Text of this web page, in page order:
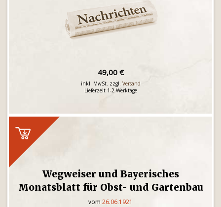
49,00 €
inkl. MwSt. zzgl. Versand
Lieferzeit 1-2 Werktage
Wegweiser und Bayerisches
Monatsblatt für Obst- und Gartenbau
vom 26.06.1921